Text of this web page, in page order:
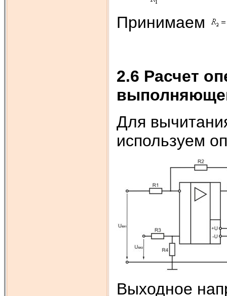
Принимаем
2.6 Расчет
Для
используем
Выходное